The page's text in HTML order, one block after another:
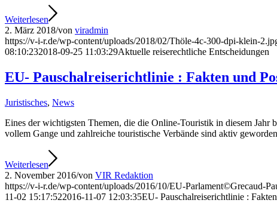
Weiterlesen
2. März 2018/von viradmin
https://v-i-r.de/wp-content/uploads/2018/02/Thöle-4c-300-dpi-klein-
08:10:232018-09-25 11:03:29Aktuelle reiserechtliche Entscheidungen
EU- Pauschalreiserichtlinie : Fakten und
Juristisches, News
Eines der wichtigsten Themen, die die Online-Touristik in diesem Jahr
vollem Gange und zahlreiche touristische Verbände sind aktiv
Weiterlesen
2. November 2016/von VIR Redaktion
https://v-i-r.de/wp-content/uploads/2016/10/EU-Parlament©Grecaud-
11-02 15:17:522016-11-07 12:03:35EU- Pauschalreiserichtlinie :